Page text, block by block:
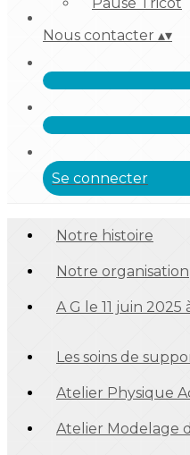
Nous contacter ▴▾
Se connecter
Notre histoire
Notre organisation
A G le 11 juin
Les soins de
Atelier Physique
Atelier Modelage